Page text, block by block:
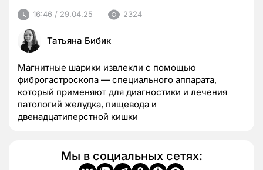
16:46 / 29.04.25 2324
Татьяна Бибик
Магнитные шарики извлекли с помощью
фиброгастроскопа — специального аппарата,
который применяют для диагностики и лечения
патологий желудка, пищевода и
двенадцатиперстной кишки
Мы в социальных сетях: